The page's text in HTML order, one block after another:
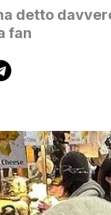
detto
fan